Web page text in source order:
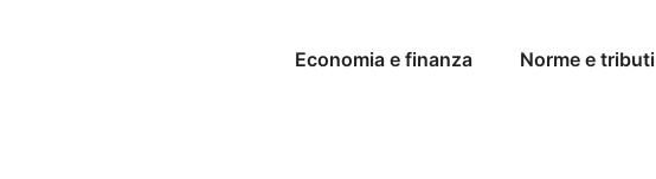
Economia e finanza Norme e tributi